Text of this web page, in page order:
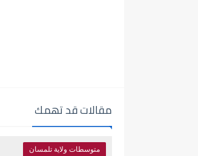
مقالات قد تهمك
متوسطات ولاية تلمسان